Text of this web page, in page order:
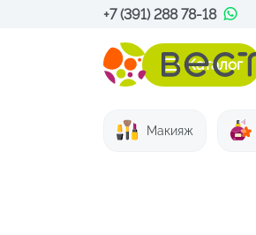
+7 (391) 288 78-18
Каталог
Макияж